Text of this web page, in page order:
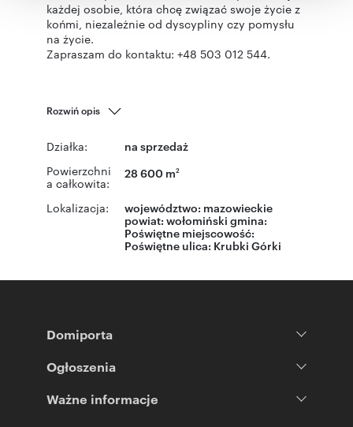
korzystania z ich usług.
każdej osobie, która chcę związać swoje życie z
końmi, niezależnie od dyscypliny czy pomysłu
na życie.
Zapraszam do kontaktu: +48 503 012 544.
Rozwiń opis
Działka: na sprzedaż
Powierzchni
a całkowita:
28 600 m2
Lokalizacja: województwo: mazowieckie
powiat: wołomiński gmina:
Poświętne miejscowość:
Poświętne ulica: Krubki Górki
Domiporta
Ogłoszenia
Ważne informacje